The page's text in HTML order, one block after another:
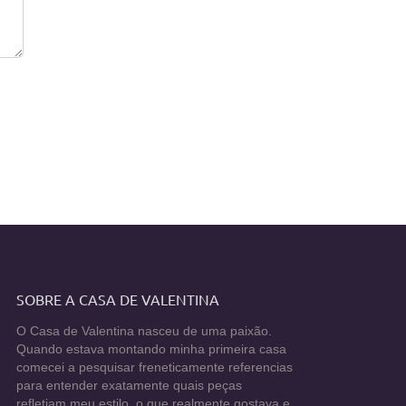
SOBRE A CASA DE VALENTINA
O Casa de Valentina nasceu de uma paixão.
Quando estava montando minha primeira casa
comecei a pesquisar freneticamente referencias
para entender exatamente quais peças
refletiam meu estilo, o que realmente gostava e